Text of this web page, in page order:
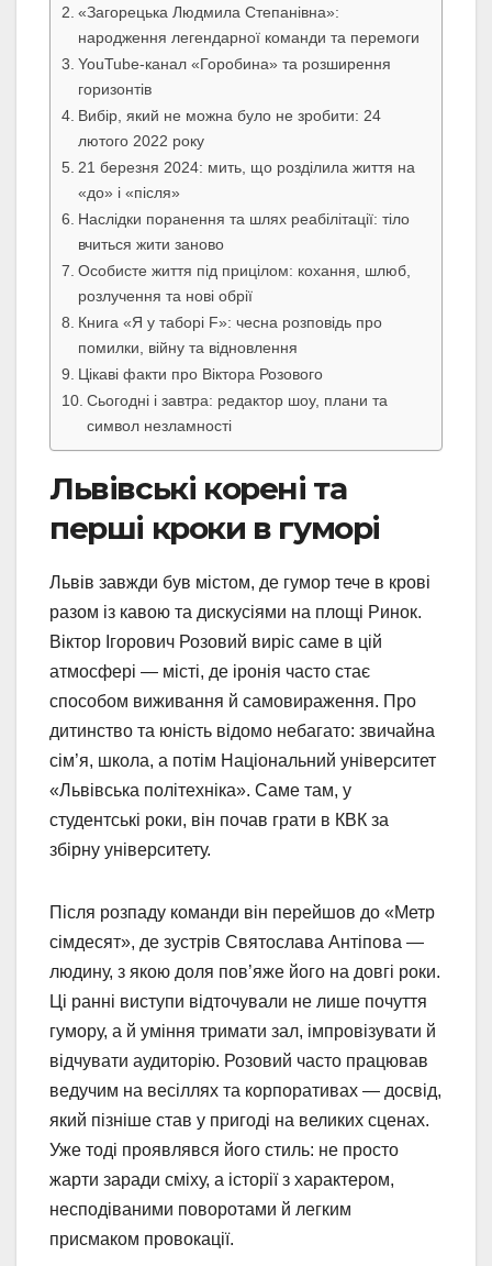
«Загорецька Людмила Степанівна»:
народження легендарної команди та перемоги
YouTube-канал «Горобина» та розширення
горизонтів
Вибір, який не можна було не зробити: 24
лютого 2022 року
21 березня 2024: мить, що розділила життя на
«до» і «після»
Наслідки поранення та шлях реабілітації: тіло
вчиться жити заново
Особисте життя під прицілом: кохання, шлюб,
розлучення та нові обрії
Книга «Я у таборі F»: чесна розповідь про
помилки, війну та відновлення
Цікаві факти про Віктора Розового
Сьогодні і завтра: редактор шоу, плани та
символ незламності
Львівські корені та
перші кроки в гуморі
Львів завжди був містом, де гумор тече в крові
разом із кавою та дискусіями на площі Ринок.
Віктор Ігорович Розовий виріс саме в цій
атмосфері — місті, де іронія часто стає
способом виживання й самовираження. Про
дитинство та юність відомо небагато: звичайна
сім’я, школа, а потім Національний університет
«Львівська політехніка». Саме там, у
студентські роки, він почав грати в КВК за
збірну університету.
Після розпаду команди він перейшов до «Метр
сімдесят», де зустрів Святослава Антіпова —
людину, з якою доля пов’яже його на довгі роки.
Ці ранні виступи відточували не лише почуття
гумору, а й уміння тримати зал, імпровізувати й
відчувати аудиторію. Розовий часто працював
ведучим на весіллях та корпоративах — досвід,
який пізніше став у пригоді на великих сценах.
Уже тоді проявлявся його стиль: не просто
жарти заради сміху, а історії з характером,
несподіваними поворотами й легким
присмаком провокації.